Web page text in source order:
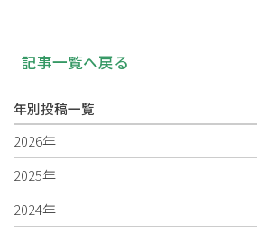
記事一覧へ戻る
年別投稿一覧
2026年
2025年
2024年